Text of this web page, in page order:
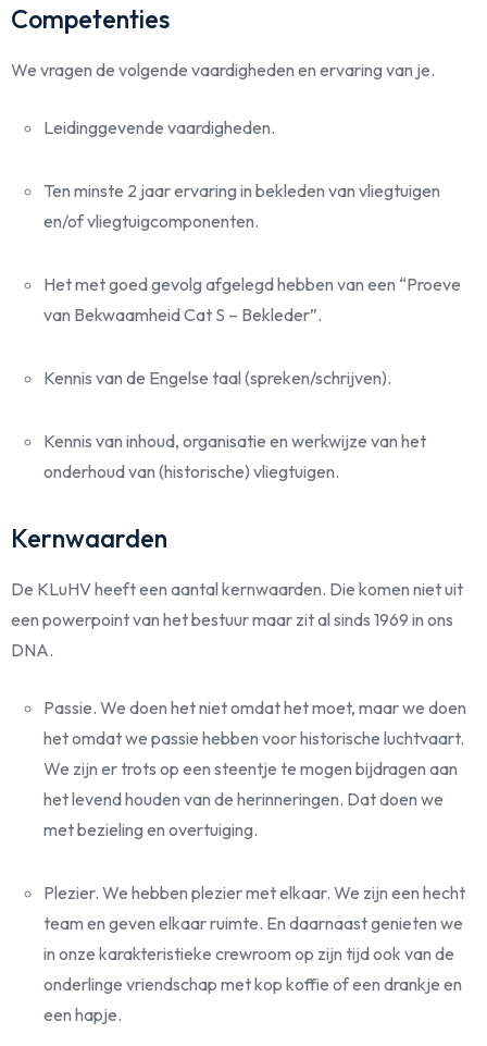
Competenties
We vragen de volgende vaardigheden en ervaring van je.
Leidinggevende vaardigheden.
Ten minste 2 jaar ervaring in bekleden van vliegtuigen
en/of vliegtuigcomponenten.
Het met goed gevolg afgelegd hebben van een “Proeve
van Bekwaamheid Cat S – Bekleder”.
Kennis van de Engelse taal (spreken/schrijven).
Kennis van inhoud, organisatie en werkwijze van het
onderhoud van (historische) vliegtuigen.
Kernwaarden
De KLuHV heeft een aantal kernwaarden. Die komen niet uit
een powerpoint van het bestuur maar zit al sinds 1969 in ons
DNA.
Passie. We doen het niet omdat het moet, maar we doen
het omdat we passie hebben voor historische luchtvaart.
We zijn er trots op een steentje te mogen bijdragen aan
het levend houden van de herinneringen. Dat doen we
met bezieling en overtuiging.
Plezier. We hebben plezier met elkaar. We zijn een hecht
team en geven elkaar ruimte. En daarnaast genieten we
in onze karakteristieke crewroom op zijn tijd ook van de
onderlinge vriendschap met kop koffie of een drankje en
een hapje.